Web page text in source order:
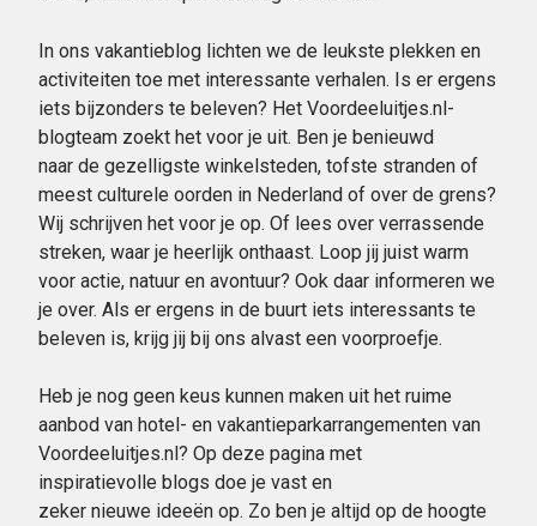
In ons vakantieblog lichten we de leukste plekken en
activiteiten toe met interessante verhalen. Is er ergens
iets bijzonders te beleven? Het Voordeeluitjes.nl-
blogteam zoekt het voor je uit. Ben je benieuwd
naar de gezelligste winkelsteden, tofste stranden of
meest culturele oorden in Nederland of over de grens?
Wij schrijven het voor je op. Of lees over verrassende
streken, waar je heerlijk onthaast. Loop jij juist warm
voor actie, natuur en avontuur? Ook daar informeren we
je over. Als er ergens in de buurt iets interessants te
beleven is, krijg jij bij ons alvast een voorproefje.
Heb je nog geen keus kunnen maken uit het ruime
aanbod van hotel- en vakantieparkarrangementen van
Voordeeluitjes.nl? Op deze pagina met
inspiratievolle blogs doe je vast en
zeker nieuwe ideeën op. Zo ben je altijd op de hoogte